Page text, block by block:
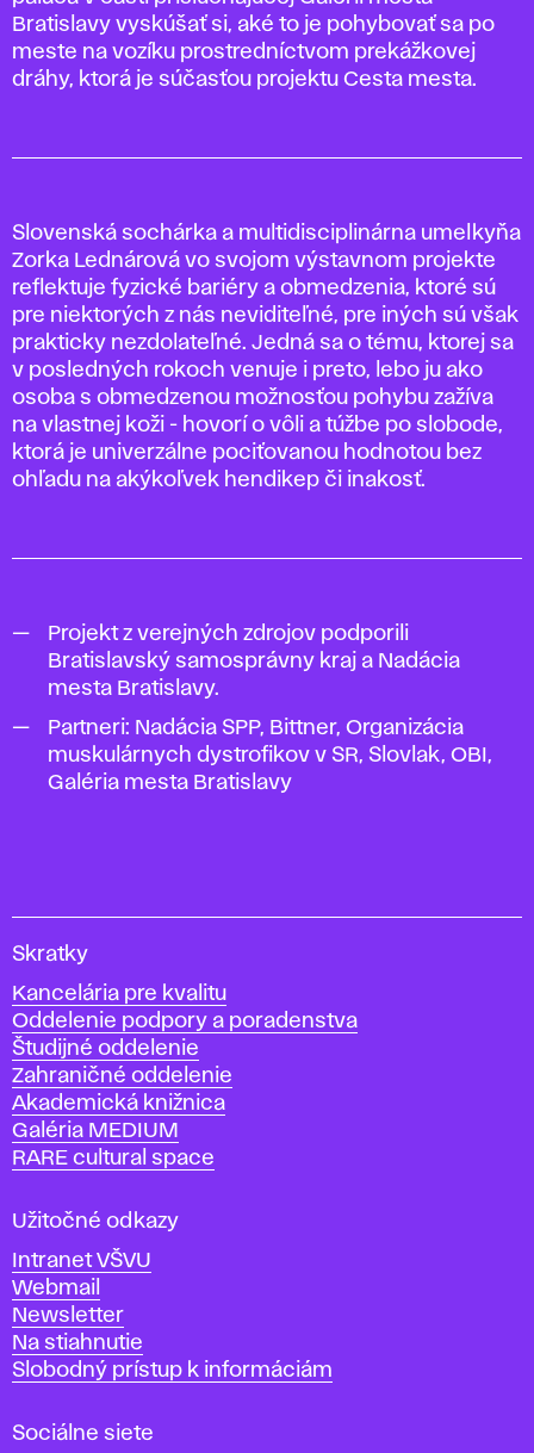
Bratislavy vyskúšať si, aké to je pohybovať sa po
meste na vozíku prostredníctvom prekážkovej
dráhy, ktorá je súčasťou projektu Cesta mesta.
Slovenská sochárka a multidisciplinárna umelkyňa
Zorka Lednárová vo svojom výstavnom projekte
reflektuje fyzické bariéry a obmedzenia, ktoré sú
pre niektorých z nás neviditeľné, pre iných sú však
prakticky nezdolateľné. Jedná sa o tému, ktorej sa
v posledných rokoch venuje i preto, lebo ju ako
osoba s obmedzenou možnosťou pohybu zažíva
na vlastnej koži - hovorí o vôli a túžbe po slobode,
ktorá je univerzálne pociťovanou hodnotou bez
ohľadu na akýkoľvek hendikep či inakosť.
Projekt z verejných zdrojov podporili
Bratislavský samosprávny kraj a Nadácia
mesta Bratislavy.
Partneri: Nadácia SPP, Bittner, Organizácia
muskulárnych dystrofikov v SR, Slovlak, OBI,
Galéria mesta Bratislavy
V
s
o
k
á
š
k
o
a
ý
t
v
a
r
ý
Skratky
Kancelária pre kvalitu
Oddelenie podpory a poradenstva
Študijné oddelenie
Zahraničné oddelenie
Akademická knižnica
Galéria MEDIUM
RARE cultural space
Užitočné odkazy
Intranet VŠVU
Webmail
Newsletter
Na stiahnutie
Slobodný prístup k informáciám
Sociálne siete